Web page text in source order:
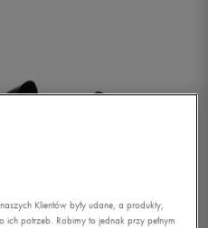
Klientów były udane, a produkty,
potrzeb. Robimy to jednak przy pełnym